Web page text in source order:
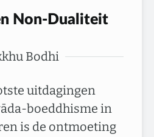
Non-Dualiteit
Bodhi
uitdagingen
boeddhisme in
is de ontmoeting